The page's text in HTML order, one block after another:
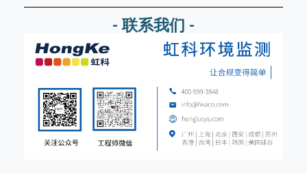
- 联系我们 -